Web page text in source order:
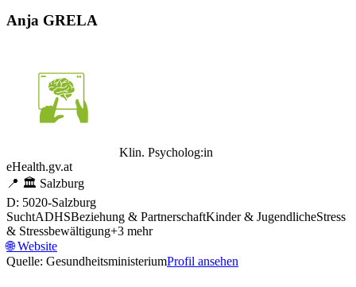
Anja GRELA
Klin. Psycholog:in
eHealth.gv.at
📍 🏛️ Salzburg
D: 5020-Salzburg
SuchtADHSBeziehung & PartnerschaftKinder & JugendlicheStress
& Stressbewältigung+3 mehr
🌐Website
Quelle: GesundheitsministeriumProfil ansehen